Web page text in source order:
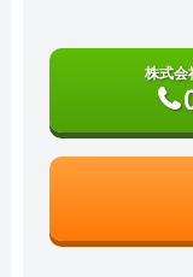
株式会